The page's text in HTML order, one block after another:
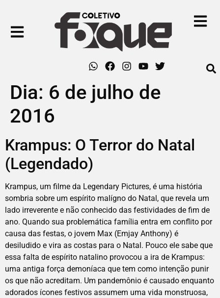
Dia: 6 de julho de
2016
Krampus: O Terror do Natal
(Legendado)
Krampus, um filme da Legendary Pictures, é uma história
sombria sobre um espírito malígno do Natal, que revela um
lado irreverente e não conhecido das festividades de fim de
ano. Quando sua problemática família entra em conflito por
causa das festas, o jovem Max (Emjay Anthony) é
desiludido e vira as costas para o Natal. Pouco ele sabe que
essa falta de espírito natalino provocou a ira de Krampus:
uma antiga força demoníaca que tem como intenção punir
os que não acreditam. Um pandemônio é causado enquanto
adorados ícones festivos assumem uma vida monstruosa,